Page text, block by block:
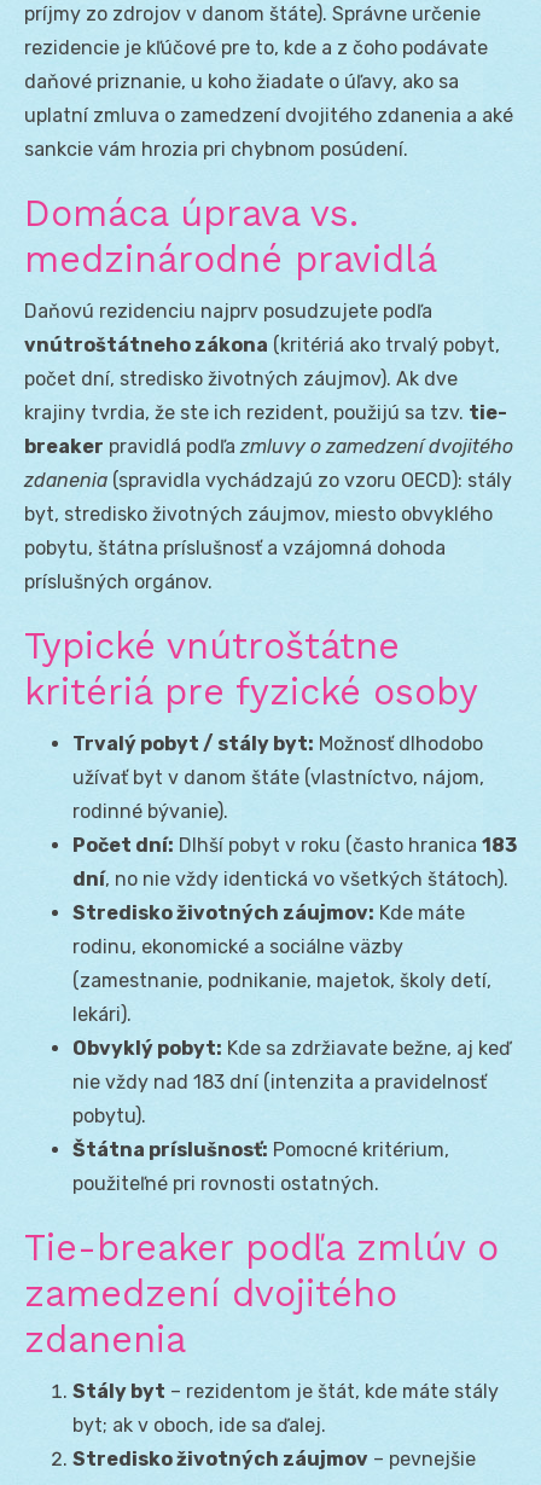
príjmy zo zdrojov v danom štáte). Správne určenie
rezidencie je kľúčové pre to, kde a z čoho podávate
daňové priznanie, u koho žiadate o úľavy, ako sa
uplatní zmluva o zamedzení dvojitého zdanenia a aké
sankcie vám hrozia pri chybnom posúdení.
Domáca úprava vs.
medzinárodné pravidlá
Daňovú rezidenciu najprv posudzujete podľa
vnútroštátneho zákona (kritériá ako trvalý pobyt,
počet dní, stredisko životných záujmov). Ak dve
krajiny tvrdia, že ste ich rezident, použijú sa tzv. tie-
breaker pravidlá podľa zmluvy o zamedzení dvojitého
zdanenia (spravidla vychádzajú zo vzoru OECD): stály
byt, stredisko životných záujmov, miesto obvyklého
pobytu, štátna príslušnosť a vzájomná dohoda
príslušných orgánov.
Typické vnútroštátne
kritériá pre fyzické osoby
Trvalý pobyt / stály byt: Možnosť dlhodobo
užívať byt v danom štáte (vlastníctvo, nájom,
rodinné bývanie).
Počet dní: Dlhší pobyt v roku (často hranica 183
dní, no nie vždy identická vo všetkých štátoch).
Stredisko životných záujmov: Kde máte
rodinu, ekonomické a sociálne väzby
(zamestnanie, podnikanie, majetok, školy detí,
lekári).
Obvyklý pobyt: Kde sa zdržiavate bežne, aj keď
nie vždy nad 183 dní (intenzita a pravidelnosť
pobytu).
Štátna príslušnosť: Pomocné kritérium,
použiteľné pri rovnosti ostatných.
Tie-breaker podľa zmlúv o
zamedzení dvojitého
zdanenia
Stály byt – rezidentom je štát, kde máte stály
byt; ak v oboch, ide sa ďalej.
Stredisko životných záujmov – pevnejšie